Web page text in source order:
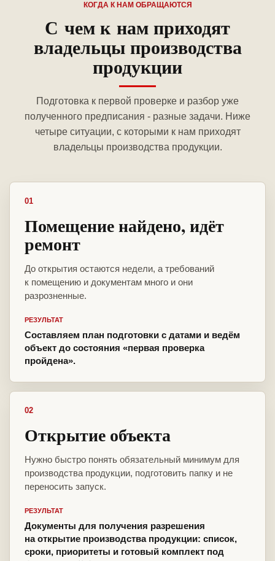
КОГДА К НАМ ОБРАЩАЮТСЯ
С чем к нам приходят
владельцы производства
продукции
Подготовка к первой проверке и разбор уже
полученного предписания - разные задачи. Ниже
четыре ситуации, с которыми к нам приходят
владельцы производства продукции.
01
Помещение найдено, идёт
ремонт
До открытия остаются недели, а требований
к помещению и документам много и они
разрозненные.
РЕЗУЛЬТАТ
Составляем план подготовки с датами и ведём
объект до состояния «первая проверка
пройдена».
02
Открытие объекта
Нужно быстро понять обязательный минимум для
производства продукции, подготовить папку и не
переносить запуск.
РЕЗУЛЬТАТ
Документы для получения разрешения
на открытие производства продукции: список,
сроки, приоритеты и готовый комплект под